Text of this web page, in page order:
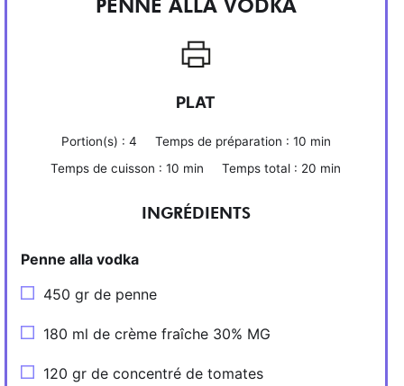
PENNE ALLA VODKA
PLAT
Portion(s) : 4 Temps de préparation : 10 min
Temps de cuisson :10 min Temps total : 20 min
INGRÉDIENTS
Penne alla vodka
450 gr de penne
180 ml de crème fraîche 30% MG
120 gr de concentré de tomates